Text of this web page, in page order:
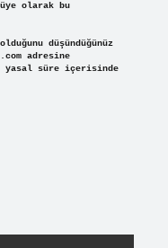
olarak bu
düşündüğünüz
adresine
süre içerisinde